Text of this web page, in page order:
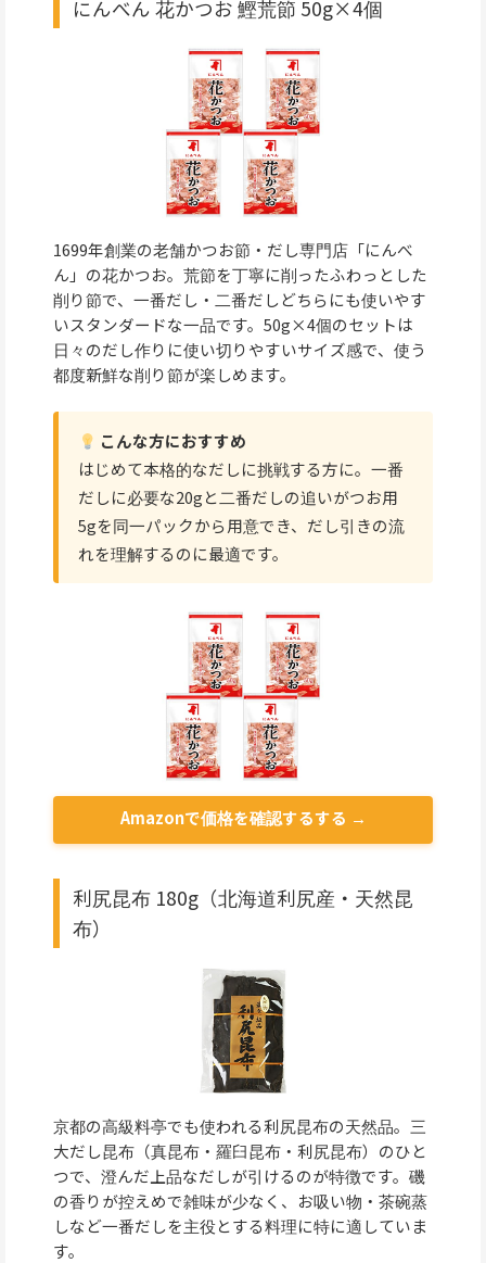
にんべん 花かつお 鰹荒節 50g×4個
1699年創業の老舗かつお節・だし専門店「にんべ
ん」の花かつお。荒節を丁寧に削ったふわっとした
削り節で、一番だし・二番だしどちらにも使いやす
いスタンダードな一品です。50g×4個のセットは
日々のだし作りに使い切りやすいサイズ感で、使う
都度新鮮な削り節が楽しめます。
こんな方におすすめ
はじめて本格的なだしに挑戦する方に。一番
だしに必要な20gと二番だしの追いがつお用
5gを同一パックから用意でき、だし引きの流
れを理解するのに最適です。
Amazonで価格を確認するする →
利尻昆布 180g（北海道利尻産・天然昆
布）
京都の高級料亭でも使われる利尻昆布の天然品。三
大だし昆布（真昆布・羅臼昆布・利尻昆布）のひと
つで、澄んだ上品なだしが引けるのが特徴です。磯
の香りが控えめで雑味が少なく、お吸い物・茶碗蒸
しなど一番だしを主役とする料理に特に適していま
す。